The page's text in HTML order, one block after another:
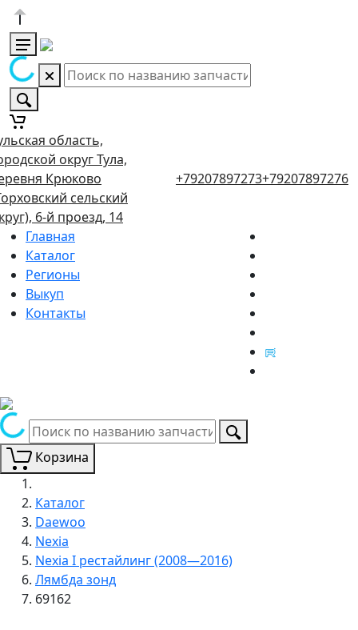
область,
округ Тула,
Крюково
сельский
6-й проезд, 14
+79207897273+79207897276
Главная
Каталог
Регионы
Выкуп
Контакты
Корзина
Каталог
Daewoo
Nexia
Nexia I рестайлинг (2008—2016)
Лямбда зонд
69162